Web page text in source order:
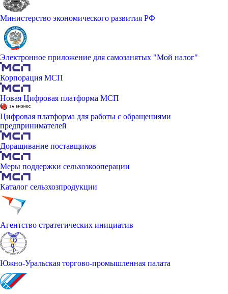
Министерство экономического развития РФ
Электронное приложение для самозанятых "Мой налог"
Корпорация МСП
Новая Цифровая платформа МСП
Цифровая платформа для работы с обращениями
предпринимателей
Доращивание поставщиков
Меры поддержки сельхозкооперации
Каталог сельзхозпродукции
Агентство стратегических инициатив
Южно-Уральская торгово-промышленная палата